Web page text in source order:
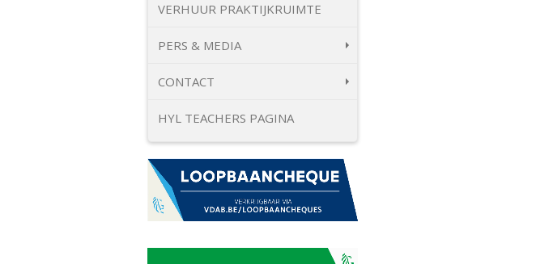
VERHUUR PRAKTIJKRUIMTE
PERS & MEDIA
CONTACT
HYL TEACHERS PAGINA